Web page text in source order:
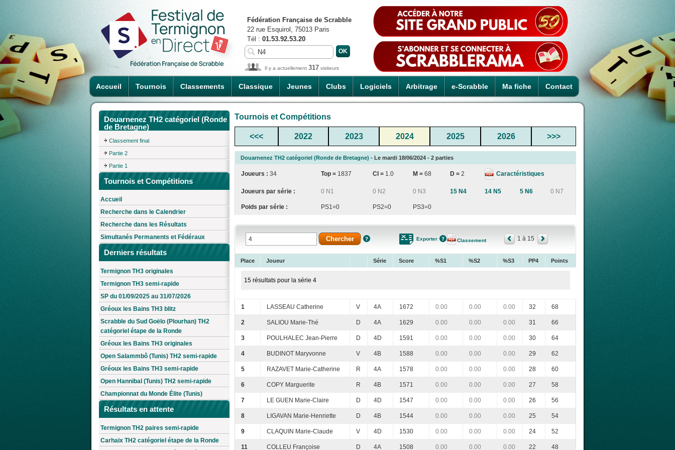
Accueil Tournois Classements Classique Jeunes Clubs Logiciels Arbitrage e-Scrabble Ma fiche Contact
Fédération Française de Scrabble
22 rue Esquirol, 75013 Paris
Tél : 01.53.92.53.20
Il y a actuellement 317 visiteurs
Douarnenez TH2 catégoriel (Ronde
de Bretagne)
Classement final
Partie 2
Partie 1
Tournois et Compétitions
Accueil
Recherche dans le Calendrier
Recherche dans les Résultats
Simultanés Permanents et Fédéraux
Derniers résultats
Termignon TH3 originales
Termignon TH3 semi-rapide
SP du 01/09/2025 au 31/07/2026
Gréoux les Bains TH3 blitz
Scrabble du Sud Goëlo (Plourhan) TH2
catégoriel étape de la Ronde
Gréoux les Bains TH3 originales
Open Salammbô (Tunis) TH2 semi-rapide
Gréoux les Bains TH3 semi-rapide
Open Hannibal (Tunis) TH2 semi-rapide
Championnat du Monde Élite (Tunis)
Résultats en attente
Termignon TH2 paires semi-rapide
Carhaix TH2 catégoriel étape de la Ronde
Tournois et Compétitions
<<< 2022 2023 2024 2025 2026 >>>
Douarnenez TH2 catégoriel (Ronde de Bretagne) - Le mardi 18/06/2024 - 2 parties
Joueurs : 34 Top = 1837 CI = 1.0 M = 68 D = 2 Caractéristiques
Joueurs par série : 0 N1 0 N2 0 N3 15 N4 14 N5 5 N6 0 N7
Poids par série : PS1=0 PS2=0 PS3=0
Exporter Classement 1 à 15
Place Joueur Série Score %S1 %S2 %S3 PP4 Points
15 résultats pour la série 4
1 LASSEAU Catherine V 4A 1672 0.00 0.00 0.00 32 68
2 SALIOU Marie-Thé D 4A 1629 0.00 0.00 0.00 31 66
3 POULHALEC Jean-Pierre D 4D 1591 0.00 0.00 0.00 30 64
4 BUDINOT Maryvonne V 4B 1588 0.00 0.00 0.00 29 62
5 RAZAVET Marie-Catherine R 4A 1578 0.00 0.00 0.00 28 60
6 COPY Marguerite R 4B 1571 0.00 0.00 0.00 27 58
7 LE GUEN Marie-Claire D 4D 1547 0.00 0.00 0.00 26 56
8 LIGAVAN Marie-Henriette D 4B 1544 0.00 0.00 0.00 25 54
9 CLAQUIN Marie-Claude V 4D 1530 0.00 0.00 0.00 24 52
11 COLLEU Françoise D 4A 1508 0.00 0.00 0.00 22 48